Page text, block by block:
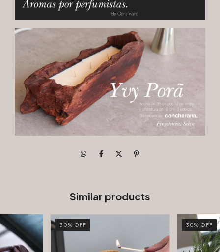
Similar products
30% OFF 30% OFF